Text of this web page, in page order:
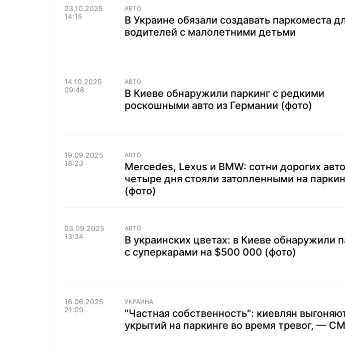
23.10.2025
14:15
АВТО
В Украине обязали создавать паркоместа
водителей с малолетними детьми
14.10.2025
09:48
АВТО
В Киеве обнаружили паркинг с редкими
роскошными авто из Германии (фото)
19.09.2025
18:23
АВТО
Mercedes, Lexus и BMW: сотни дорогих авто
четыре дня стояли затопленными на
(фото)
03.09.2025
13:34
АВТО
В украинских цветах: в Киеве обнаружили
с суперкарами на $500 000 (фото)
16.06.2025
21:09
УКРАИНА
"Частная собственность": киевлян
укрытий на паркинге во время тревог, —